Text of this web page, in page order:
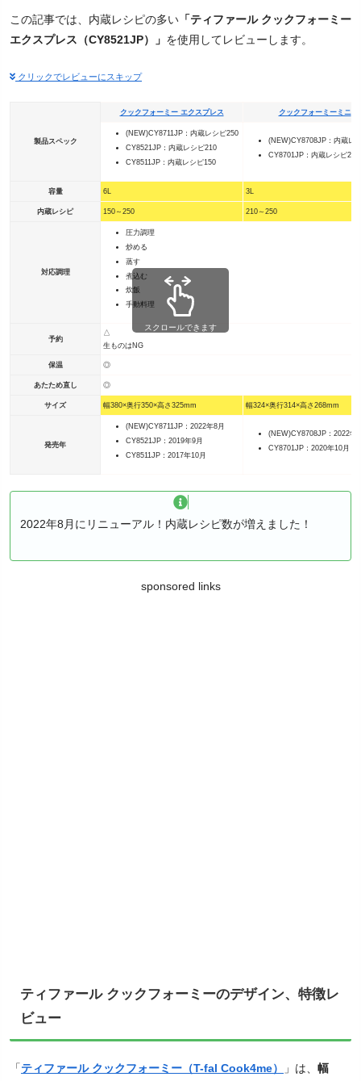
この記事では、内蔵レシピの多い 「ティファール クックフォーミー
エクスプレス（CY8521JP）」 を使用してレビューします。
クリックでレビューにスキップ
製品スペック
クックフォーミー エクスプレス クックフォーミーミニ
(NEW)CY8711JP：内蔵レシピ250
CY8521JP：内蔵レシピ210
CY8511JP：内蔵レシピ150
(NEW)CY8708JP：内蔵レ
CY8701JP：内蔵レシピ210
容量 6L 3L
内蔵レシピ 150～250 210～250
対応調理
圧力調理
炒める
蒸す
煮込む
炊飯
手動料理
予約
△
生ものはNG
保温 ◎
あたため直し ◎
サイズ 幅380×奥行350×高さ325mm 幅324×奥行314×高さ268mm
発売年
(NEW)CY8711JP：2022年8月
CY8521JP：2019年9月
CY8511JP：2017年10月
(NEW)CY8708JP：2022年
CY8701JP：2020年10月
スクロールできます
2022年8月にリニューアル！内蔵レシピ数が増えました！
sponsored links
ティファール クックフォーミーのデザイン、特徴レ
ビュー
「ティファール クックフォーミー（T-fal Cook4me） 」は、 幅